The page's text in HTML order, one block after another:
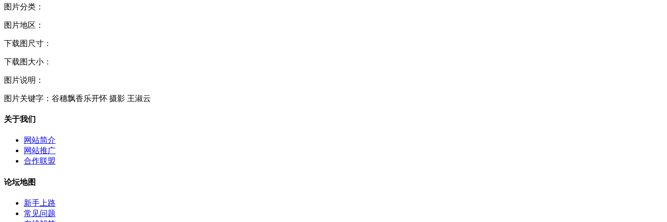
图片分类：
图片地区：
下载图尺寸：
下载图大小：
图片说明：
图片关键字： 谷穗飘香乐开怀 摄影 王淑云
关于我们
网站简介
网站推广
合作联盟
论坛地图
新手上路
常见问题